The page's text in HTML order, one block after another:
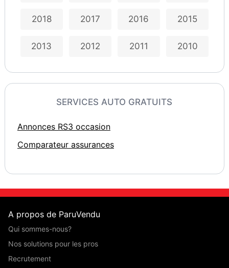
2018 2017 2016 2015
2013 2012 2011 2010
SERVICES AUTO GRATUITS
Annonces RS3 occasion
Comparateur assurances
A propos de ParuVendu
Qui sommes-nous?
Nos solutions pour les pros
Recrutement